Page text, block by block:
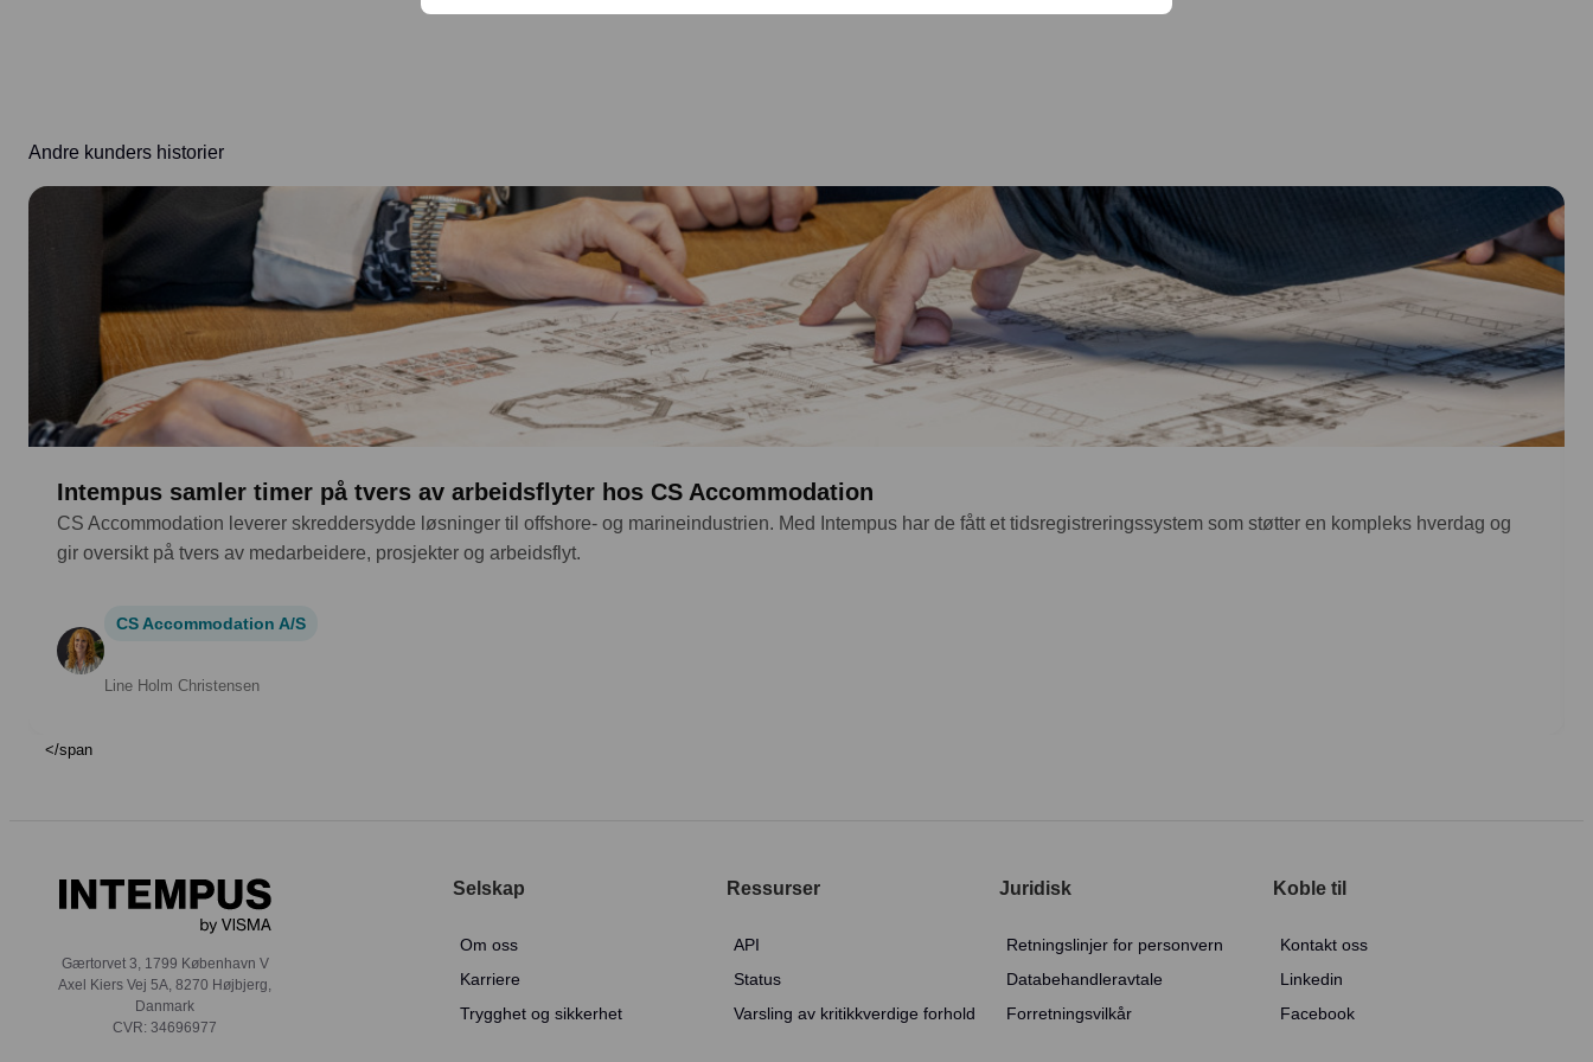
Andre kunders historier
Intempus samler timer på tvers av arbeidsflyter hos CS Accommodation
CS Accommodation leverer skreddersydde løsninger til offshore- og marineindustrien. Med Intempus har de fått et tidsregistreringssystem som støtter en kompleks hverdag og
gir oversikt på tvers av medarbeidere, prosjekter og arbeidsflyt.
CS Accommodation A/S
Line Holm Christensen
</span
Gærtorvet 3, 1799 København V
Axel Kiers Vej 5A, 8270 Højbjerg,
Danmark
CVR: 34696977
Selskap
Om oss
Karriere
Trygghet og sikkerhet
Ressurser
API
Status
Varsling av kritikkverdige forhold
Juridisk
Retningslinjer for personvern
Databehandleravtale
Forretningsvilkår
Koble til
Kontakt oss
Linkedin
Facebook